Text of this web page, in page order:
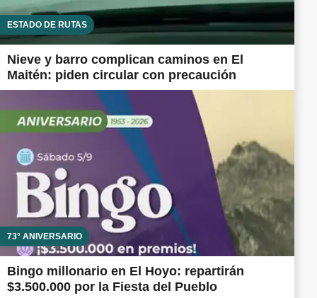
ESTADO DE RUTAS
Nieve y barro complican caminos en El
Maitén: piden circular con precaución
73° ANIVERSARIO
Bingo millonario en El Hoyo: repartirán
$3.500.000 por la Fiesta del Pueblo